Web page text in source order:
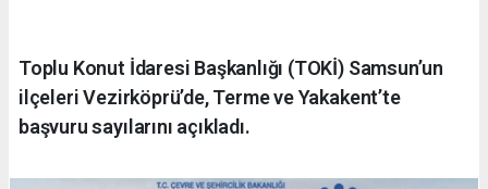
Toplu Konut İdaresi Başkanlığı (TOKİ) Samsun’un
ilçeleri Vezirköprü’de, Terme ve Yakakent’te
başvuru sayılarını açıkladı.